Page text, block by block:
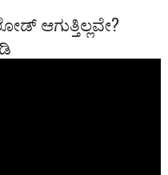
ಆಗುತ್ತಿಲ್ಲವೇ?